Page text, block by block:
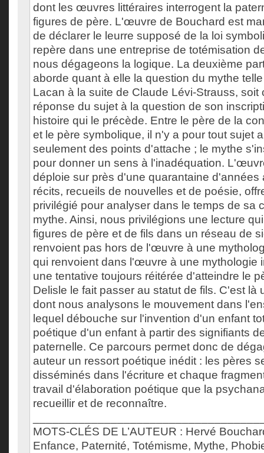
dont les œuvres littéraires interrogent la
figures de père. L'œuvre de Bouchard est
de déclarer le leurre supposé de la loi
repère dans une entreprise de totémisation
nous dégageons la logique. La deuxième
aborde quant à elle la question du mythe
Lacan à la suite de Claude Lévi-Strauss, soit
réponse du sujet à la question de son
histoire qui le précède. Entre le père de la
et le père symbolique, il n'y a pour tout sujet
seulement des points d'attache ; le mythe
pour donner un sens à l'inadéquation.
déploie sur près d'une quarantaine d'années
récits, recueils de nouvelles et de poésie,
privilégié pour analyser dans le temps de sa
mythe. Ainsi, nous privilégions une lecture
figures de père et de fils dans un réseau de
renvoient pas hors de l'œuvre à une
qui renvoient dans l'œuvre à une mythologie
une tentative toujours réitérée d'atteindre le
Delisle le fait passer au statut de fils. C'est là
dont nous analysons le mouvement dans
lequel débouche sur l'invention d'un enfant
poétique d'un enfant à partir des signifiants
paternelle. Ce parcours permet donc de
auteur un ressort poétique inédit : les pères
disséminés dans l'écriture et chaque
travail d'élaboration poétique que la
recueillir et de reconnaître.
MOTS-CLÉS DE L’AUTEUR : Hervé
Enfance, Paternité, Totémisme, Mythe,